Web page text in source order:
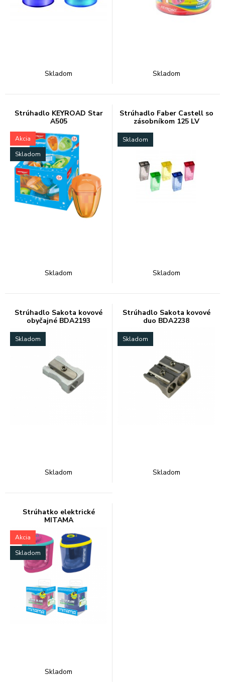
Skladom Skladom
Strúhadlo KEYROAD Star
A505
Akcia
Skladom
Skladom
Strúhadlo Faber Castell so
zásobníkom 125 LV
Skladom
Skladom
Strúhadlo Sakota kovové
obyčajné BDA2193
Skladom
Skladom
Strúhadlo Sakota kovové
duo BDA2238
Skladom
Skladom
Strúhatko elektrické
MITAMA
Akcia
Skladom
Skladom